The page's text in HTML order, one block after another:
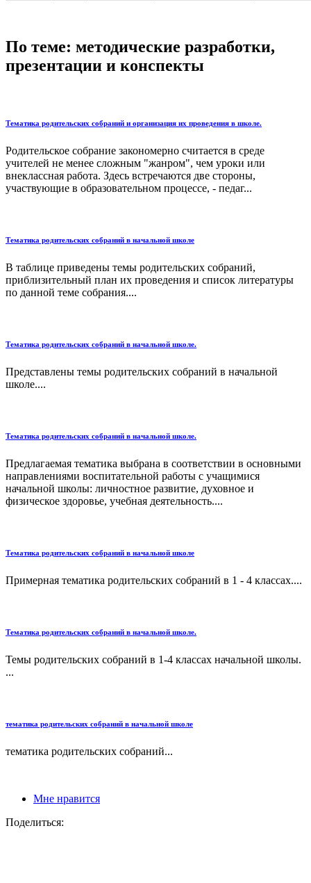
По теме: методические разработки,
презентации и конспекты
Тематика родительских собраний и организация их проведения в школе.
Родительское собрание закономерно считается в среде
учителей не менее сложным "жанром", чем уроки или
внеклассная работа. Здесь встречаются две стороны,
участвующие в образовательном процессе, - педаг...
Тематика родительских собраний в начальной школе
В таблице приведены темы родительских собраний,
приблизительный план их проведения и список литературы
по данной теме собрания....
Тематика родительских собраний в начальной школе.
Представлены темы родительских собраний в начальной
школе....
Тематика родительских собраний в начальной школе.
Предлагаемая тематика выбрана в соответствии в основными
направлениями воспитательной работы с учащимися
начальной школы: личностное развитие, духовное и
физическое здоровье, учебная деятельность....
Тематика родительских собраний в начальной школе
Примерная тематика родительских собраний в 1 - 4 классах....
Тематика родительских собраний в начальной школе.
Темы родительских собраний в 1-4 классах начальной школы.
...
тематика родительских собраний в начальной школе
тематика родительских собраний...
Мне нравится
Поделиться: